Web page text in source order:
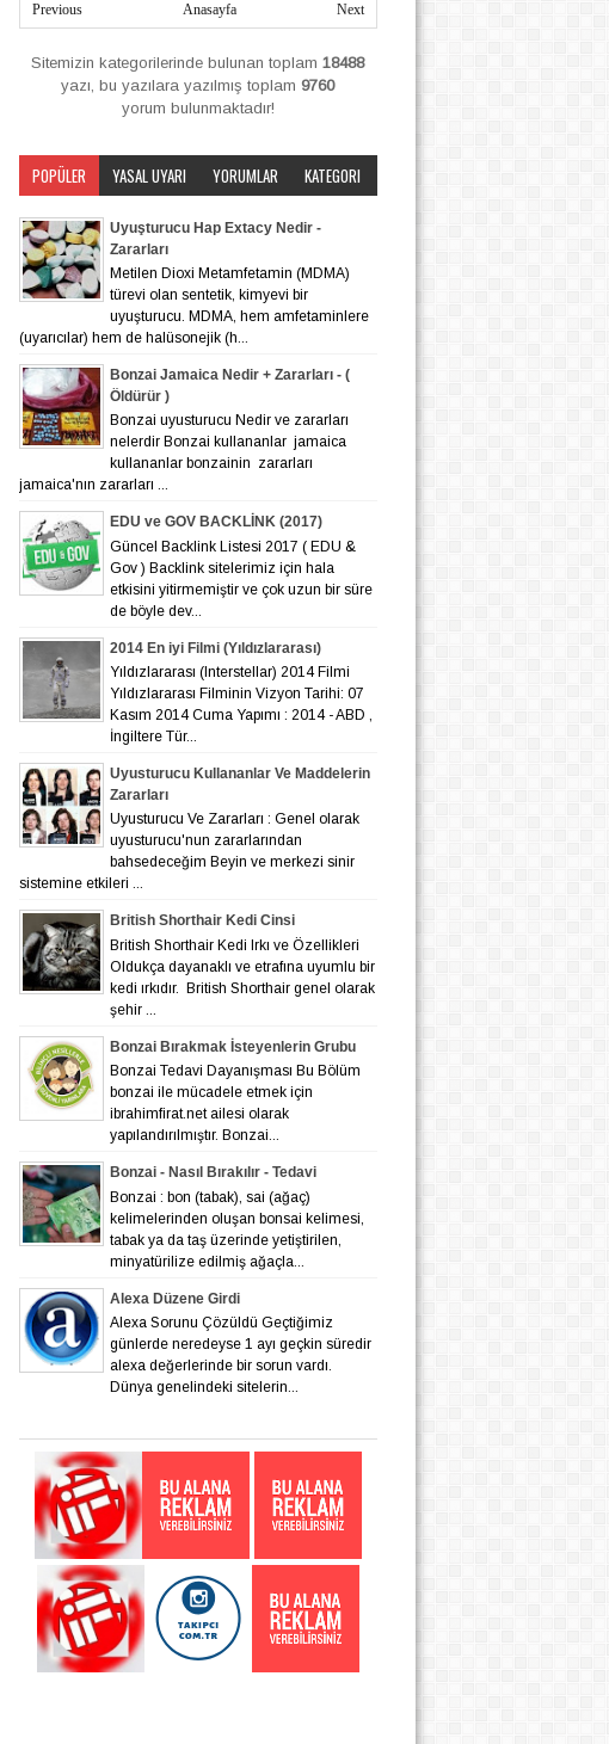
Previous Next
Anasayfa
Sitemizin kategorilerinde bulunan toplam 18488
yazı, bu yazılara yazılmış toplam 9760
yorum bulunmaktadır!
POPÜLER YASAL UYARI YORUMLAR KATEGORI
Uyuşturucu Hap Extacy Nedir -
Zararları
Metilen Dioxi Metamfetamin (MDMA)
türevi olan sentetik, kimyevi bir
uyuşturucu. MDMA, hem amfetaminlere
(uyarıcılar) hem de halüsonejik (h...
Bonzai Jamaica Nedir + Zararları - (
Öldürür )
Bonzai uyusturucu Nedir ve zararları
nelerdir Bonzai kullananlar jamaica
kullananlar bonzainin zararları
jamaica'nın zararları ...
EDU ve GOV BACKLİNK (2017)
Güncel Backlink Listesi 2017 ( EDU &
Gov ) Backlink sitelerimiz için hala
etkisini yitirmemiştir ve çok uzun bir süre
de böyle dev...
2014 En iyi Filmi (Yıldızlararası)
Yıldızlararası (Interstellar) 2014 Filmi
Yıldızlararası Filminin Vizyon Tarihi: 07
Kasım 2014 Cuma Yapımı : 2014 - ABD ,
İngiltere Tür...
Uyusturucu Kullananlar Ve Maddelerin
Zararları
Uyusturucu Ve Zararları : Genel olarak
uyusturucu'nun zararlarından
bahsedeceğim Beyin ve merkezi sinir
sistemine etkileri ...
British Shorthair Kedi Cinsi
British Shorthair Kedi Irkı ve Özellikleri
Oldukça dayanaklı ve etrafına uyumlu bir
kedi ırkıdır. British Shorthair genel olarak
şehir ...
Bonzai Bırakmak İsteyenlerin Grubu
Bonzai Tedavi Dayanışması Bu Bölüm
bonzai ile mücadele etmek için
ibrahimfirat.net ailesi olarak
yapılandırılmıştır. Bonzai...
Bonzai - Nasıl Bırakılır - Tedavi
Bonzai : bon (tabak), sai (ağaç)
kelimelerinden oluşan bonsai kelimesi,
tabak ya da taş üzerinde yetiştirilen,
minyatürilize edilmiş ağaçla...
Alexa Düzene Girdi
Alexa Sorunu Çözüldü Geçtiğimiz
günlerde neredeyse 1 ayı geçkin süredir
alexa değerlerinde bir sorun vardı.
Dünya genelindeki sitelerin...